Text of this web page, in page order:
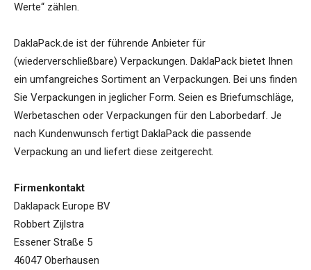
Werte“ zählen.
DaklaPack.de ist der führende Anbieter für
(wiederverschließbare) Verpackungen. DaklaPack bietet Ihnen
ein umfangreiches Sortiment an Verpackungen. Bei uns finden
Sie Verpackungen in jeglicher Form. Seien es Briefumschläge,
Werbetaschen oder Verpackungen für den Laborbedarf. Je
nach Kundenwunsch fertigt DaklaPack die passende
Verpackung an und liefert diese zeitgerecht.
Firmenkontakt
Daklapack Europe BV
Robbert Zijlstra
Essener Straße 5
46047 Oberhausen